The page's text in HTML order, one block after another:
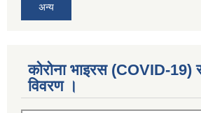
अन्य
कोरोना भाइरस (COVID-19)
विवरण ।